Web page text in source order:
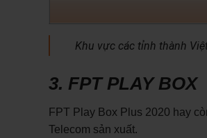
Khu vực các tỉnh thành
3. FPT PLAY BOX
FPT Play Box Plus 2020 hay
Telecom sản xuất.